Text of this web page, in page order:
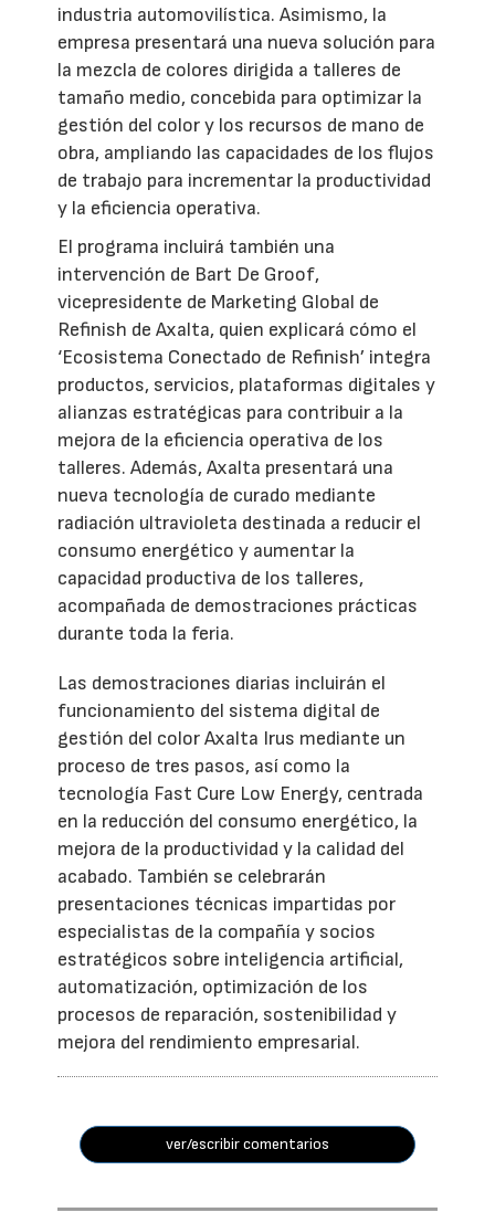
industria automovilística. Asimismo, la
empresa presentará una nueva solución para
la mezcla de colores dirigida a talleres de
tamaño medio, concebida para optimizar la
gestión del color y los recursos de mano de
obra, ampliando las capacidades de los flujos
de trabajo para incrementar la productividad
y la eficiencia operativa.
El programa incluirá también una
intervención de Bart De Groof,
vicepresidente de Marketing Global de
Refinish de Axalta, quien explicará cómo el
‘Ecosistema Conectado de Refinish’ integra
productos, servicios, plataformas digitales y
alianzas estratégicas para contribuir a la
mejora de la eficiencia operativa de los
talleres. Además, Axalta presentará una
nueva tecnología de curado mediante
radiación ultravioleta destinada a reducir el
consumo energético y aumentar la
capacidad productiva de los talleres,
acompañada de demostraciones prácticas
durante toda la feria.
Las demostraciones diarias incluirán el
funcionamiento del sistema digital de
gestión del color Axalta Irus mediante un
proceso de tres pasos, así como la
tecnología Fast Cure Low Energy, centrada
en la reducción del consumo energético, la
mejora de la productividad y la calidad del
acabado. También se celebrarán
presentaciones técnicas impartidas por
especialistas de la compañía y socios
estratégicos sobre inteligencia artificial,
automatización, optimización de los
procesos de reparación, sostenibilidad y
mejora del rendimiento empresarial.
ver/escribir comentarios